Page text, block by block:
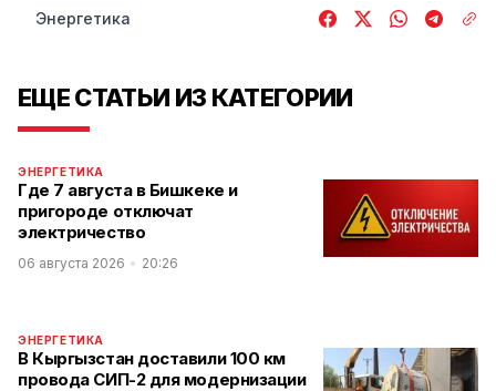
Энергетика
ЕЩЕ СТАТЬИ ИЗ КАТЕГОРИИ
ЭНЕРГЕТИКА
Где 7 августа в Бишкеке и
пригороде отключат
электричество
06 августа 2026 20:26
ЭНЕРГЕТИКА
В Кыргызстан доставили 100 км
провода СИП-2 для модернизации